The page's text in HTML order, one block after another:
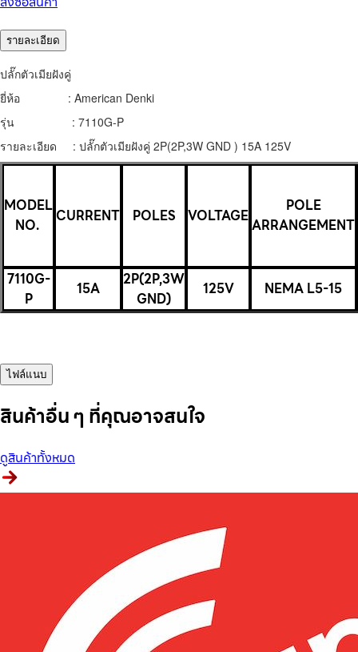
รายละเอียด
ปลั๊กตัวเมียฝังคู่
ยี่ห้อ : American Denki
รุ่น : 7110G-P
รายละเอียด : ปลั๊กตัวเมียฝังคู่ 2P(2P,3W GND ) 15A 125V
MODEL
NO.
CURRENT POLES VOLTAGE
POLE
ARRANGEMENT
7110G-
P
15A
2P(2P,3W
GND)
125V NEMA L5-15
ไฟล์แนบ
สินค้าอื่น ๆ ที่คุณอาจสนใจ
ดูสินค้าทั้งหมด